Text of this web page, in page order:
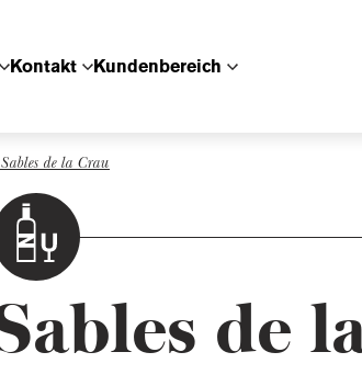
Kontakt Kundenbereich
de la Crau
de